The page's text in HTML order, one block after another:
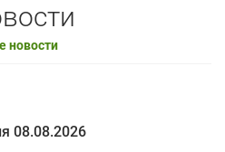
новости
08.08.2026